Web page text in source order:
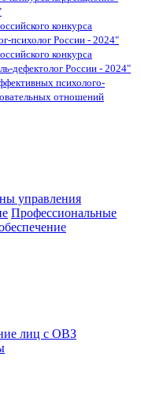
конкурса
психолог России - 2024"
конкурса
дефектолог России - 2024"
психолого-
отношений
управления
Профессиональные
лиц с ОВЗ